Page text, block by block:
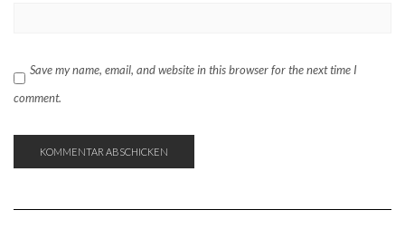
Save my name, email, and website in this browser for the next time I
comment.